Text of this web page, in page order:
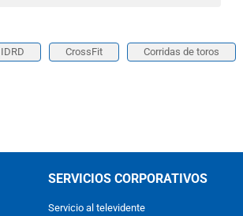
IDRD CrossFit Corridas de toros
SERVICIOS CORPORATIVOS
Servicio al televidente